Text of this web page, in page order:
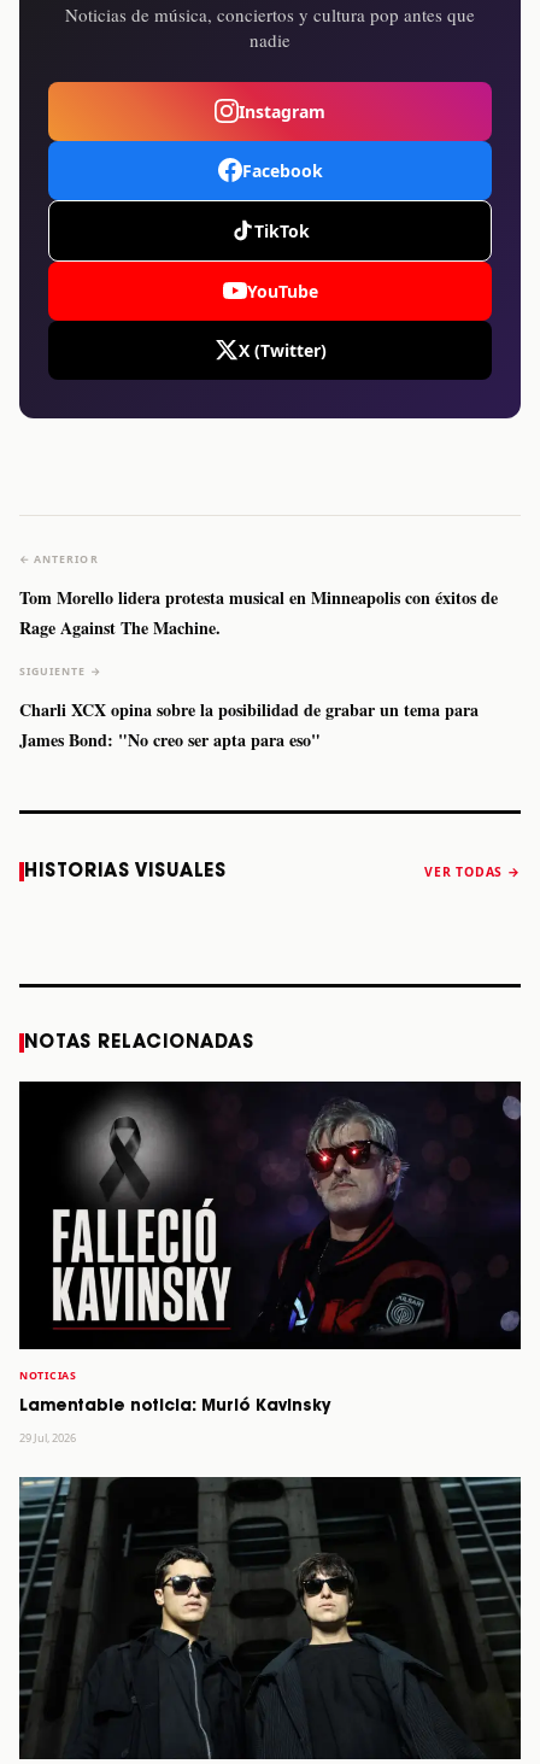
Noticias de música, conciertos y cultura pop antes que
nadie
Instagram
Facebook
TikTok
YouTube
X (Twitter)
← ANTERIOR
Tom Morello lidera protesta musical en Minneapolis con éxitos de
Rage Against The Machine.
SIGUIENTE →
Charli XCX opina sobre la posibilidad de grabar un tema para
James Bond: "No creo ser apta para eso"
HISTORIAS VISUALES VER TODAS →
Caifanes regresa
a Monterrey el
Fallece Felipe
Staiti, guitarrista
anuncia “Reality
NOTAS RELACIONADAS
NOTICIAS
Lamentable noticia: Murió Kavinsky
29 Jul, 2026